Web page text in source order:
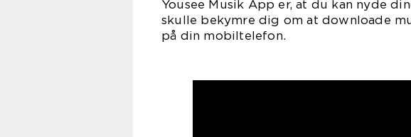
Yousee Musik App er, at du kan nyde
skulle bekymre dig om at downloade
på din mobiltelefon.